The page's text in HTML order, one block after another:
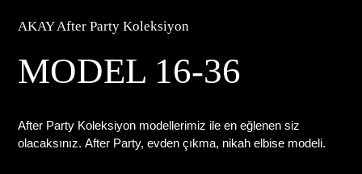
AKAY After Party Koleksiyon
MODEL 16-36
After Party Koleksiyon modellerimiz ile en eğlenen siz
olacaksınız. After Party, evden çıkma, nikah elbise modeli.